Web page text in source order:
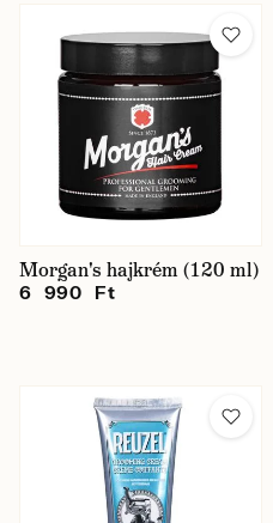
Morgan's hajkrém (120 ml)
6 990 Ft